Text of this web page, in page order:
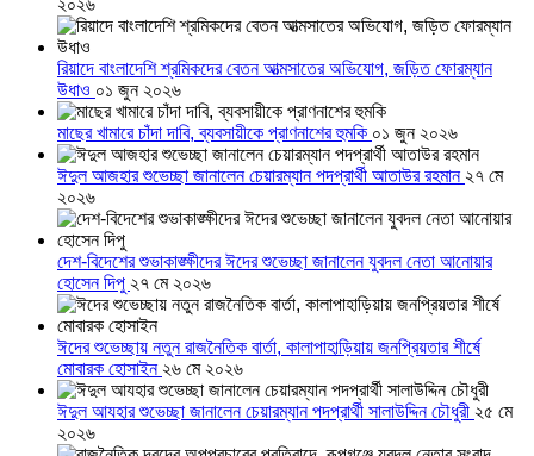
২০২৬
রিয়াদে বাংলাদেশি শ্রমিকদের বেতন আত্মসাতের অভিযোগ, জড়িত ফোরম্যান
উধাও ০১ জুন ২০২৬
মাছের খামারে চাঁদা দাবি, ব্যবসায়ীকে প্রাণনাশের হুমকি ০১ জুন ২০২৬
ঈদুল আজহার শুভেচ্ছা জানালেন চেয়ারম্যান পদপ্রার্থী আতাউর রহমান ২৭ মে
২০২৬
দেশ-বিদেশের শুভাকাঙ্ক্ষীদের ঈদের শুভেচ্ছা জানালেন যুবদল নেতা আনোয়ার
হোসেন দিপু ২৭ মে ২০২৬
ঈদের শুভেচ্ছায় নতুন রাজনৈতিক বার্তা, কালাপাহাড়িয়ায় জনপ্রিয়তার শীর্ষে
মোবারক হোসাইন ২৬ মে ২০২৬
ঈদুল আযহার শুভেচ্ছা জানালেন চেয়ারম্যান পদপ্রার্থী সালাউদ্দিন চৌধুরী ২৫ মে
২০২৬